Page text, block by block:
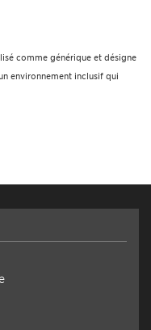
comme générique et désigne
environnement inclusif qui